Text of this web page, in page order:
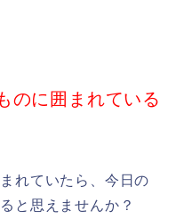
のに囲まれている
れていたら、今日の
と思えませんか？